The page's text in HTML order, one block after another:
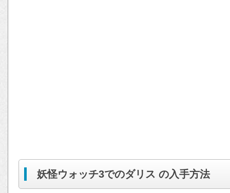
妖怪ウォッチ3でのダリス の入手方法